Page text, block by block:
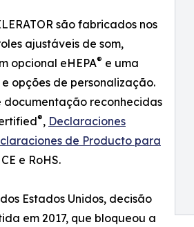
são fabricados nos
ajustáveis de som,
opcional eHEPA® e uma
opções de personalização.
documentação reconhecidas
®, Declaraciones
de Producto para
e RoHS.
Estados Unidos, decisão
em 2017, que bloqueou a